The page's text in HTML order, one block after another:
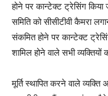
होने पर कान्टेक्ट ट्रेसिंग किया
समिति को सीसीटीवी कैमरा
संकमित होने पर कान्टेक्ट
शामिल होने वाले सभी व्यक्तियों
मूर्ति स्थापित करने वाले